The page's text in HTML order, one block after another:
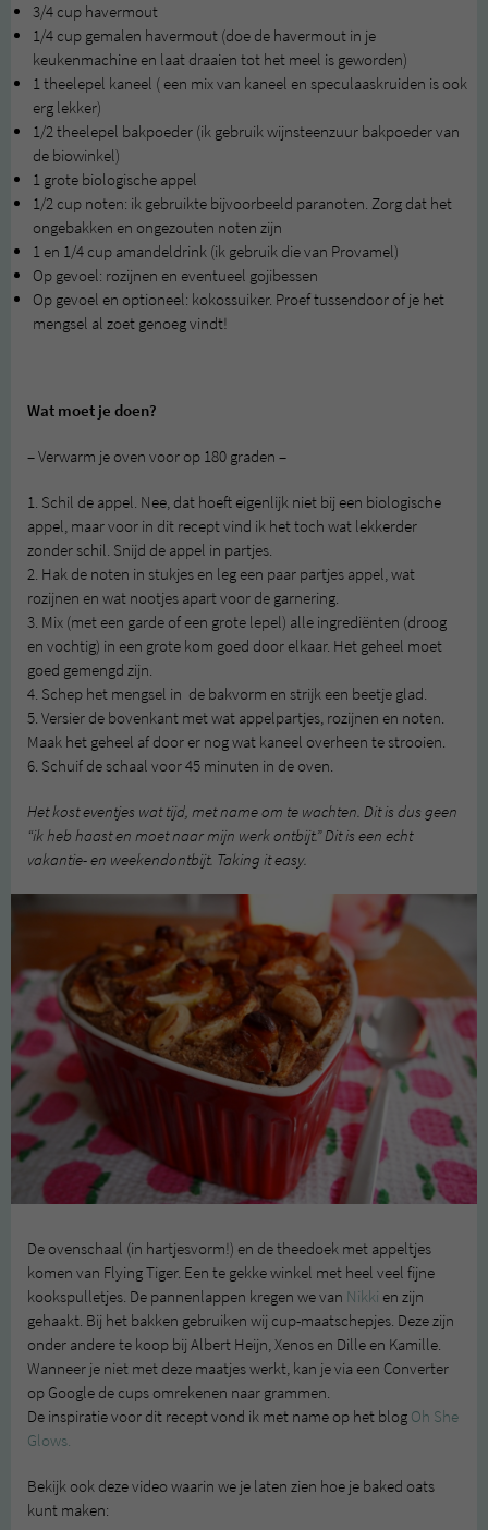
3/4 cup havermout
1/4 cup gemalen havermout (doe de havermout in je
keukenmachine en laat draaien tot het meel is geworden)
1 theelepel kaneel ( een mix van kaneel en speculaaskruiden is ook
erg lekker)
1/2 theelepel bakpoeder (ik gebruik wijnsteenzuur bakpoeder van
de biowinkel)
1 grote biologische appel
1/2 cup noten: ik gebruikte bijvoorbeeld paranoten. Zorg dat het
ongebakken en ongezouten noten zijn
1 en 1/4 cup amandeldrink (ik gebruik die van Provamel)
Op gevoel: rozijnen en eventueel gojibessen
Op gevoel en optioneel: kokossuiker. Proef tussendoor of je het
mengsel al zoet genoeg vindt!
Wat moet je doen?
– Verwarm je oven voor op 180 graden –
1. Schil de appel. Nee, dat hoeft eigenlijk niet bij een biologische
appel, maar voor in dit recept vind ik het toch wat lekkerder
zonder schil. Snijd de appel in partjes.
2. Hak de noten in stukjes en leg een paar partjes appel, wat
rozijnen en wat nootjes apart voor de garnering.
3. Mix (met een garde of een grote lepel) alle ingrediënten (droog
en vochtig) in een grote kom goed door elkaar. Het geheel moet
goed gemengd zijn.
4. Schep het mengsel in de bakvorm en strijk een beetje glad.
5. Versier de bovenkant met wat appelpartjes, rozijnen en noten.
Maak het geheel af door er nog wat kaneel overheen te strooien.
6. Schuif de schaal voor 45 minuten in de oven.
Het kost eventjes wat tijd, met name om te wachten. Dit is dus geen
“ik heb haast en moet naar mijn werk ontbijt.” Dit is een echt
vakantie- en weekendontbijt. Taking it easy.
De ovenschaal (in hartjesvorm!) en de theedoek met appeltjes
komen van Flying Tiger. Een te gekke winkel met heel veel fijne
kookspulletjes. De pannenlappen kregen we van Nikki en zijn
gehaakt. Bij het bakken gebruiken wij cup-maatschepjes. Deze zijn
onder andere te koop bij Albert Heijn, Xenos en Dille en Kamille.
Wanneer je niet met deze maatjes werkt, kan je via een Converter
op Google de cups omrekenen naar grammen.
De inspiratie voor dit recept vond ik met name op het blog Oh She
Glows.
Bekijk ook deze video waarin we je laten zien hoe je baked oats
kunt maken: